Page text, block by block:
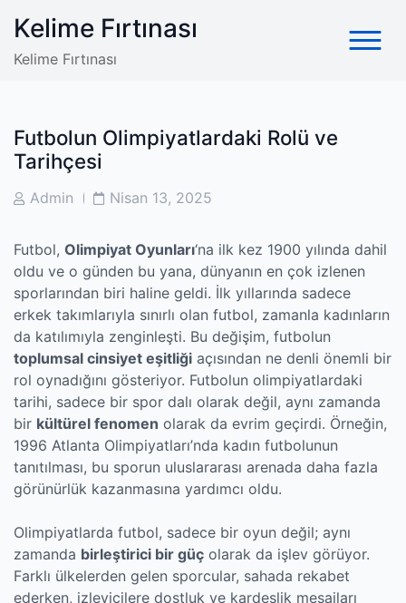
content
Kelime Fırtınası
Kelime Fırtınası
Futbolun Olimpiyatlardaki Rolü ve
Tarihçesi
PostAdmin
PostNisan 13, 2025
Futbol, Olimpiyat Oyunları‘na ilk kez 1900 yılında dahil
oldu ve o günden bu yana, dünyanın en çok izlenen
sporlarından biri haline geldi. İlk yıllarında sadece
erkek takımlarıyla sınırlı olan futbol, zamanla kadınların
da katılımıyla zenginleşti. Bu değişim, futbolun
toplumsal cinsiyet eşitliği açısından ne denli önemli bir
rol oynadığını gösteriyor. Futbolun olimpiyatlardaki
tarihi, sadece bir spor dalı olarak değil, aynı zamanda
bir kültürel fenomen olarak da evrim geçirdi. Örneğin,
1996 Atlanta Olimpiyatları’nda kadın futbolunun
tanıtılması, bu sporun uluslararası arenada daha fazla
görünürlük kazanmasına yardımcı oldu.
Olimpiyatlarda futbol, sadece bir oyun değil; aynı
zamanda birleştirici bir güç olarak da işlev görüyor.
Farklı ülkelerden gelen sporcular, sahada rekabet
ederken, izleyicilere dostluk ve kardeşlik mesajları